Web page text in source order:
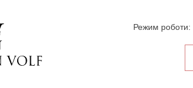
Режим роботи: